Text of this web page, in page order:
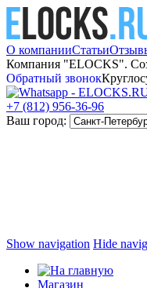
О компанииСтатьи
Компания "ELOCKS".
Обратный звонок
+7 (812) 956-36-96
Ваш город:
Show navigation Hide
Магазин